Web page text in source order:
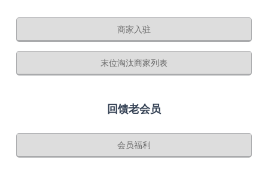
商家入驻
末位淘汰商家列表
回馈老会员
会员福利